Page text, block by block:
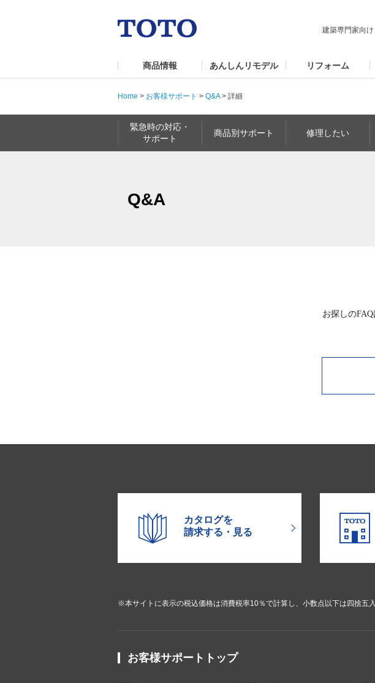
建築専門家向け
商品情報 あんしんリモデル リフォーム
Home > お客様サポート > Q&A> 詳細
緊急時の対応・
サポート
商品別サポート 修理したい
Q&A
お探しの
カタログを
請求する・見る
※本サイトに表示の税込価格は消費税率10％で計算し、小数点以下は四捨五入
お客様サポートトップ